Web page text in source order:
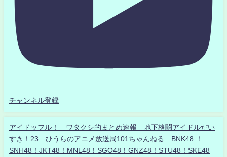
チャンネル登録
アイドッフル！ ワタクシ的まとめ速報 地下格闘アイドルだい
すき！23 ひうらのアニメ放送局101ちゃんねる BNK48 ！
SNH48！JKT48！MNL48！SGO48！GNZ48！STU48！SKE48